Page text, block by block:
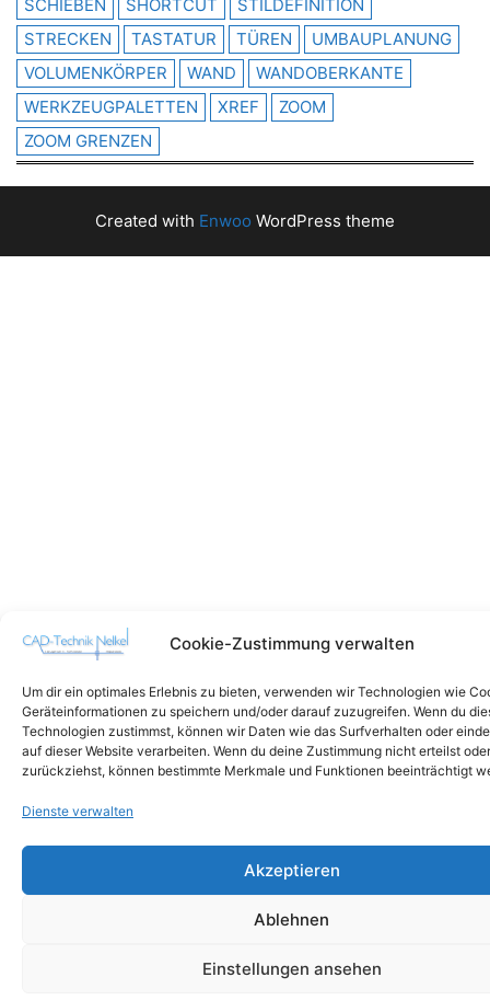
Cookie-Zustimmung verwalten
Um dir ein optimales Erlebnis zu bieten, verwenden wir Technologien wie
Geräteinformationen zu speichern und/oder darauf zuzugreifen. Wenn du
Technologien zustimmst, können wir Daten wie das Surfverhalten oder
auf dieser Website verarbeiten. Wenn du deine Zustimmung nicht erteilst oder
zurückziehst, können bestimmte Merkmale und Funktionen beeinträchtigt
Dienste verwalten
Akzeptieren
Ablehnen
Einstellungen ansehen
SCHIEBEN
SHORTCUT
STILDEFINITION
STRECKEN
TASTATUR TÜREN
UMBAUPLANUNG
VOLUMENKÖRPER
WAND
WANDOBERKANTE
WERKZEUGPALETTEN
XREF
ZOOM
ZOOM GRENZEN
Created with Enwoo WordPress theme